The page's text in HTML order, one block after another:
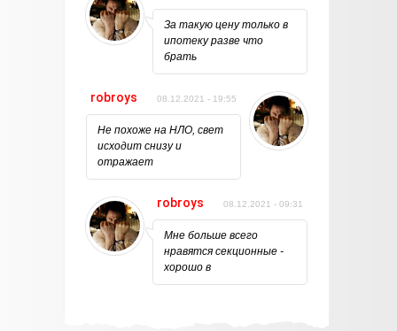
За такую цену только в
ипотеку разве что
брать
robroys 08.12.2021 - 19:55
Не похоже на НЛО, свет
исходит снизу и
отражает
robroys 08.12.2021 - 09:31
Мне больше всего
нравятся секционные -
хорошо в